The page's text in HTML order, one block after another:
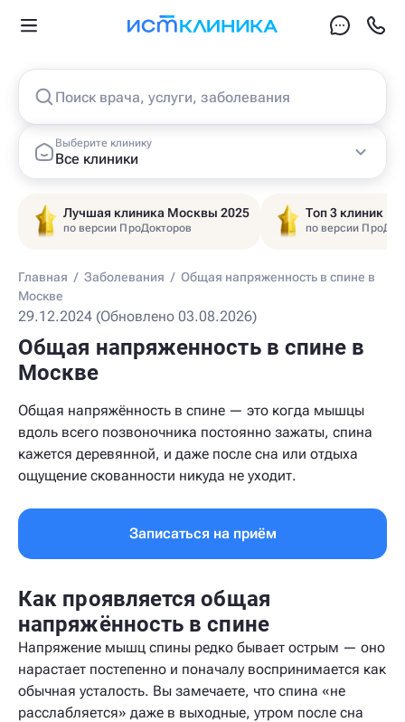
Поиск врача, услуги, заболевания
Выберите клинику
Все клиники
Лучшая клиника Москвы 2025
по версии ПроДокторов
Топ 3 клиник
по версии
Главная / Заболевания / Общая напряженность в спине в
Москве
29.12.2024 (Обновлено 03.08.2026)
Общая напряженность в спине в
Москве
Общая напряжённость в спине — это когда мышцы
вдоль всего позвоночника постоянно зажаты, спина
кажется деревянной, и даже после сна или отдыха
ощущение скованности никуда не уходит.
Записаться на приём
Как проявляется общая
напряжённость в спине
Напряжение мышц спины редко бывает острым — оно
нарастает постепенно и поначалу воспринимается как
обычная усталость. Вы замечаете, что спина «не
расслабляется» даже в выходные, утром после сна